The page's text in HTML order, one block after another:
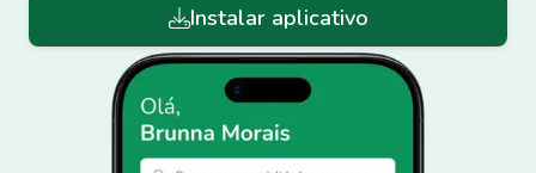
Instalar aplicativo